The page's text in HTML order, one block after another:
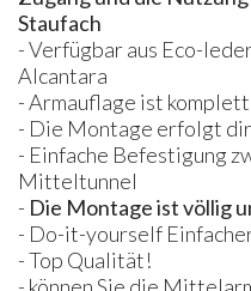
Staufach
- Verfügbar aus Eco-
Alcantara
- Armauflage ist
- Die Montage erfolgt
- Einfache Befestigung
Mitteltunnel
- Die Montage ist völlig
- Do-it-yourself
- Top Qualität!